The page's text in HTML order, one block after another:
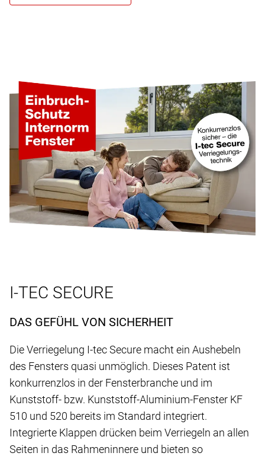
I-TEC SECURE
DAS GEFÜHL VON SICHERHEIT
Die Verriegelung I-tec Secure macht ein Aushebeln
des Fensters quasi unmöglich. Dieses Patent ist
konkurrenzlos in der Fensterbranche und im
Kunststoff- bzw. Kunststoff-Aluminium-Fenster KF
510 und 520 bereits im Standard integriert.
Integrierte Klappen drücken beim Verriegeln an allen
Seiten in das Rahmeninnere und bieten so